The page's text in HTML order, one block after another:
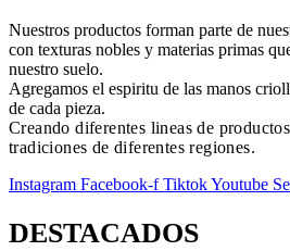
Nuestros productos forman parte de
con texturas nobles y materias primas
nuestro suelo.
Agregamos el espiritu de las manos
de cada pieza.
Creando diferentes lineas de
tradiciones de diferentes regiones.
Instagram Facebook-f TiktokYoutube
DESTACADOS